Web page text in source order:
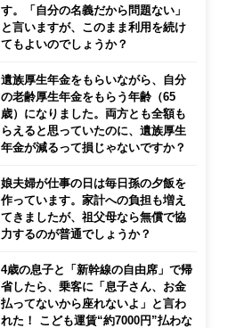
す。「自分の名義だから問題ない」
と言いますが、このまま利用を続け
てもよいのでしょうか？
遺族厚生年金をもらいながら、自分
の老齢厚生年金をもらう年齢（65
歳）になりました。両方とも全額も
らえると思っていたのに、遺族厚生
年金が減るって損じゃないですか？
娘夫婦が仕事の日は毎日孫の夕飯を
作っています。家計への負担も増え
てきましたが、祖父母なら無償で協
力するのが普通でしょうか？
4歳の息子と「新幹線の自由席」で帰
省したら、乗客に「息子さん、お金
払ってないから座れないよ」と言わ
れた！ こども運賃“約7000円”払わな